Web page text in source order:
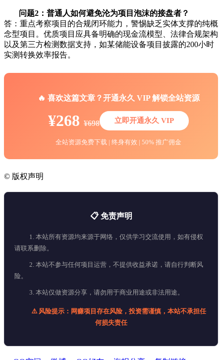
问题2：普通人如何避免沦为项目泡沫的接盘者？
答：重点考察项目的合规闭环能力，警惕缺乏实体支撑的纯概
念型项目。优质项目应具备明确的现金流模型、法律合规架构
以及第三方检测数据支持，如某储能设备项目披露的200小时
实测转换效率报告。
🔥 喜欢这篇文章？开通永久 VIP 解锁全站资源
¥268 ¥698 立即开通永久 VIP
全站资源免费下载 | 终身有效 | 50% 推广佣金
© 版权声明
📋 免责声明
1. 本站所有资源均来源于网络，仅供学习交流使用，如有侵权
请联系删除。
2. 本站不参与任何项目运营，不提供收益承诺，请自行判断风
险。
3. 本站仅做资源分享，请勿用于商业用途或非法用途。
⚠️ 风险提示：网赚项目存在风险，投资需谨慎，本站不承担任
何损失责任